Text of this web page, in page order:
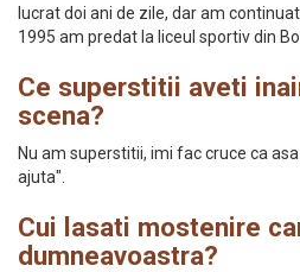
lucrat doi ani de zile, dar am
1995 am predat la liceul sportiv din
Ce superstitii aveti
scena?
Nu am superstitii, imi fac cruce ca
ajuta".
Cui lasati mostenire
dumneavoastra?